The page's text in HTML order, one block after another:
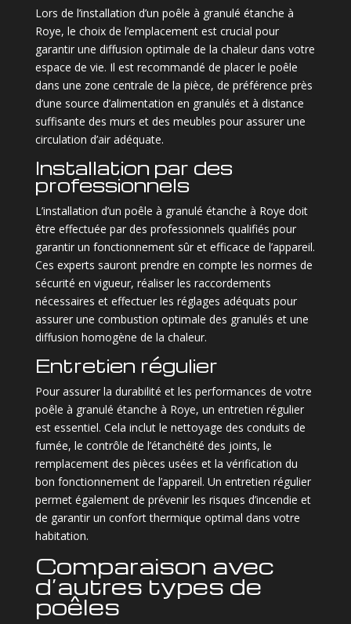
Lors de l’installation d’un poêle à granulé étanche à
Roye, le choix de l’emplacement est crucial pour
garantir une diffusion optimale de la chaleur dans votre
espace de vie. Il est recommandé de placer le poêle
dans une zone centrale de la pièce, de préférence près
d’une source d’alimentation en granulés et à distance
suffisante des murs et des meubles pour assurer une
circulation d’air adéquate.
Installation par des
professionnels
L’installation d’un poêle à granulé étanche à Roye doit
être effectuée par des professionnels qualifiés pour
garantir un fonctionnement sûr et efficace de l’appareil.
Ces experts sauront prendre en compte les normes de
sécurité en vigueur, réaliser les raccordements
nécessaires et effectuer les réglages adéquats pour
assurer une combustion optimale des granulés et une
diffusion homogène de la chaleur.
Entretien régulier
Pour assurer la durabilité et les performances de votre
poêle à granulé étanche à Roye, un entretien régulier
est essentiel. Cela inclut le nettoyage des conduits de
fumée, le contrôle de l’étanchéité des joints, le
remplacement des pièces usées et la vérification du
bon fonctionnement de l’appareil. Un entretien régulier
permet également de prévenir les risques d’incendie et
de garantir un confort thermique optimal dans votre
habitation.
Comparaison avec
d’autres types de
poêles